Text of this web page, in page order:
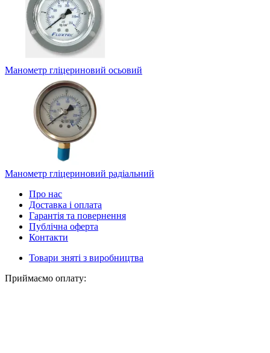
Манометр гліцериновий осьовий
Манометр гліцериновий радіальний
Про нас
Доставка і оплата
Гарантія та повернення
Публічна оферта
Контакти
Товари зняті з виробництва
Приймаємо оплату: